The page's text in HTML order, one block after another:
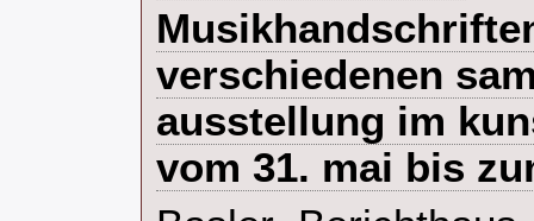
verschiedenen
ausstellung im
vom 31. mai bis